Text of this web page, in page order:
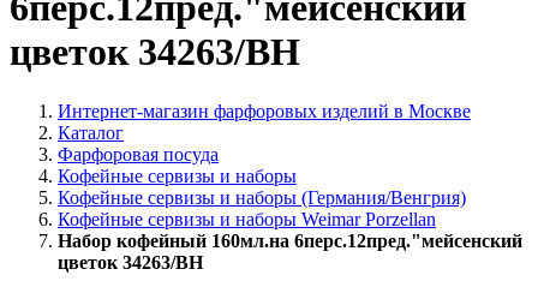
цветок 34263/BH
Интернет-магазин фарфоровых изделий в Москве
Каталог
Фарфоровая посуда
Кофейные сервизы и наборы
Кофейные сервизы и наборы (Германия/Венгрия)
Кофейные сервизы и наборы Weimar Porzellan
Набор кофейный 160мл.на 6перс.12пред."мейсенский
цветок 34263/BH